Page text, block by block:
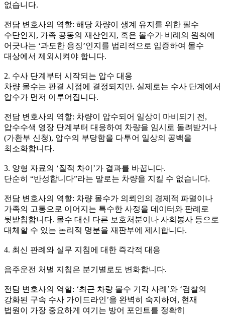
없습니다.
전담 변호사의 역할: 해당 차량이 생계 유지를 위한 필수
수단인지, 가족 공동의 재산인지, 혹은 몰수가 비례의 원칙에
어긋나는 ‘과도한 응징’인지를 법리적으로 입증하여 몰수
대상에서 제외 시켜야 합니다.
2. 수사 단계부터 시작되는 압수 대응
차량 몰수는 판결 시점에 결정되지만, 실제로는 수사 단계에서
압수가 먼저 이루어집니다.
전담 변호사의 역할: 차량이 압수되어 일상이 마비되기 전,
압수수색 영장 단계부터 대응하여 차량을 임시로 돌려받거나
(가환부 신청), 압수의 부당함을 다투어 일상의 공백을
최소화합니다.
3. 양형 자료의 ‘질적 차이’가 결과를 바꿉니다.
단순히 “반성합니다”라는 말로는 차량을 지킬 수 없습니다.
전담 변호사의 역할: 차량 몰수가 의뢰인의 경제적 파멸이나
가족의 고통으로 이어지는 특수한 사정을 데이터와 판례로
뒷받침합니다. 몰수 대신 다른 보호처분이나 사회봉사 등으로
대체 할 수 있는 논리적 명분을 재판부에 제시합니다.
4. 최신 판례와 실무 지침에 대한 즉각적 대응
음주운전 처벌 지침은 분기별로도 변화합니다.
전담 변호사의 역할: ‘최근 차량 몰수 기각 사례’와 ‘검찰의
강화된 구속 수사 가이드라인’을 완벽히 숙지하여, 현재
법원이 가장 중요하게 여기는 방어 포인트를 정확히